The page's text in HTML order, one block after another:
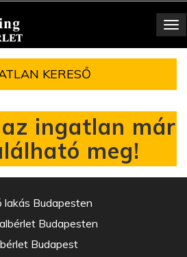
Toggle
navigation
KERESŐ
ingatlan már
meg!
lakás Budapesten
Budapesten
Budapest